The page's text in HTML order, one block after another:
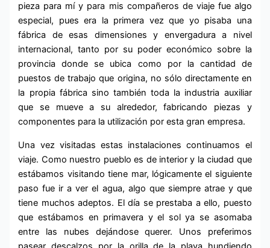
pieza para mí y para mis compañeros de viaje fue algo
especial, pues era la primera vez que yo pisaba una
fábrica de esas dimensiones y envergadura a nivel
internacional, tanto por su poder económico sobre la
provincia donde se ubica como por la cantidad de
puestos de trabajo que origina, no sólo directamente en
la propia fábrica sino también toda la industria auxiliar
que se mueve a su alrededor, fabricando piezas y
componentes para la utilización por esta gran empresa.
Una vez visitadas estas instalaciones continuamos el
viaje. Como nuestro pueblo es de interior y la ciudad que
estábamos visitando tiene mar, lógicamente el siguiente
paso fue ir a ver el agua, algo que siempre atrae y que
tiene muchos adeptos. El día se prestaba a ello, puesto
que estábamos en primavera y el sol ya se asomaba
entre las nubes dejándose querer. Unos preferimos